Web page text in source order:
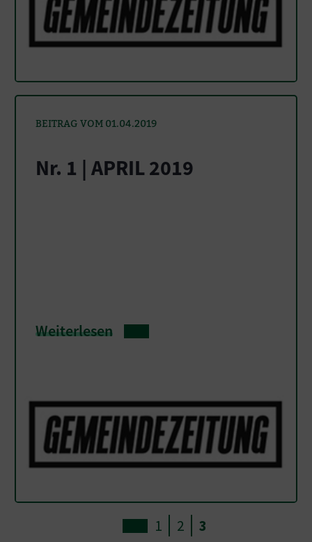
BEITRAG VOM 01.04.2019
Nr. 1 | APRIL 2019
Weiterlesen
1 2 3